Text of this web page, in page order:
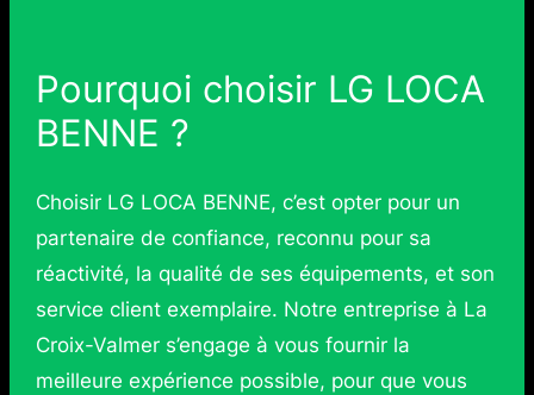
Pourquoi choisir LG LOCA
BENNE ?
Choisir LG LOCA BENNE, c’est opter pour un
partenaire de confiance, reconnu pour sa
réactivité, la qualité de ses équipements, et son
service client exemplaire. Notre entreprise à La
Croix-Valmer s’engage à vous fournir la
meilleure expérience possible, pour que vous